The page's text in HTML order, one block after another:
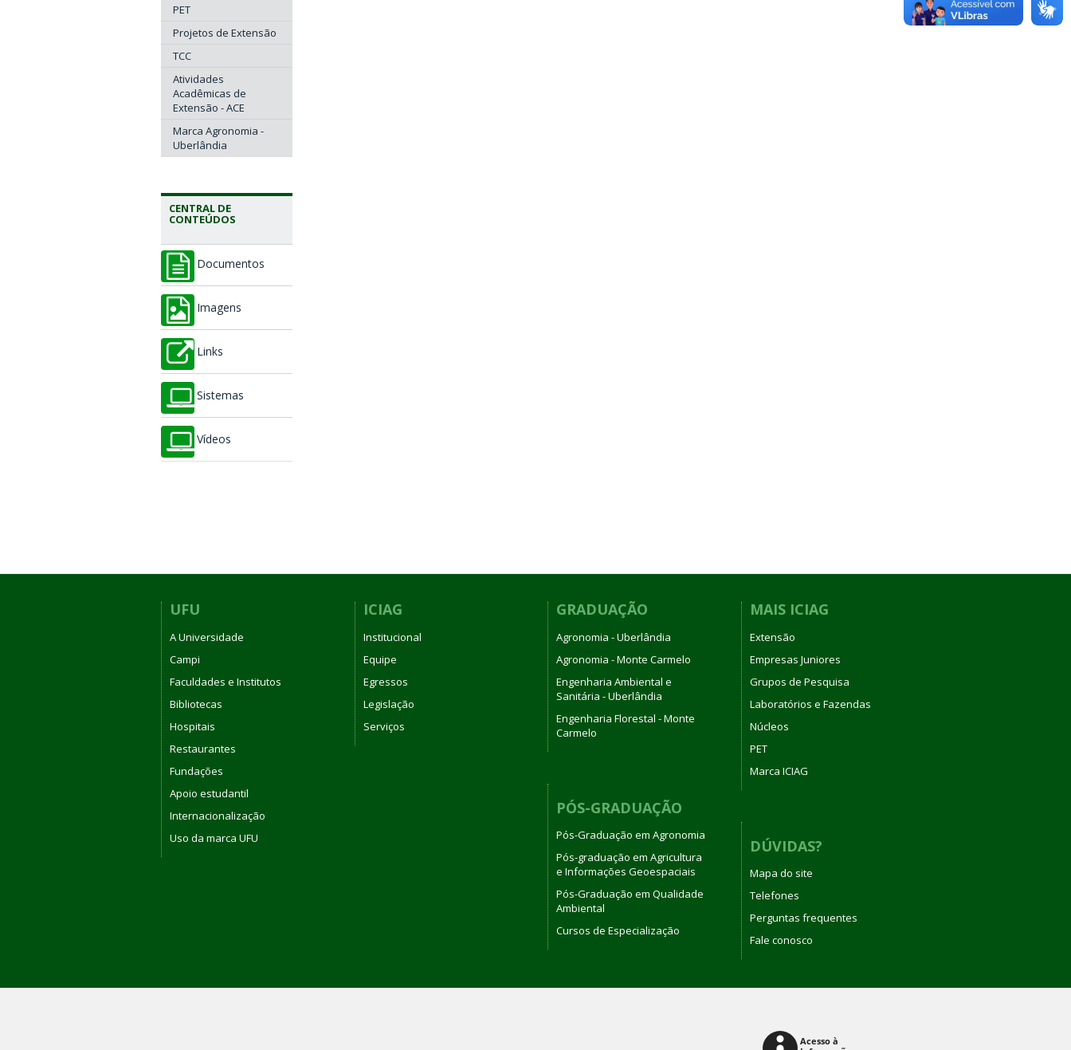
PET
Projetos de Extensão
TCC
Atividades
Acadêmicas de
Extensão - ACE
Marca Agronomia -
Uberlândia
CENTRAL DE
CONTEÚDOS
Documentos
Imagens
Links
Sistemas
Vídeos
UFU
A Universidade
Campi
Faculdades e Institutos
Bibliotecas
Hospitais
Restaurantes
Fundações
Apoio estudantil
Internacionalização
Uso da marca UFU
ICIAG
Institucional
Equipe
Egressos
Legislação
Serviços
GRADUAÇÃO
Agronomia - Uberlândia
Agronomia - Monte Carmelo
Engenharia Ambiental e
Sanitária - Uberlândia
Engenharia Florestal - Monte
Carmelo
PÓS-GRADUAÇÃO
Pós-Graduação em Agronomia
Pós-graduação em Agricultura
e Informações Geoespaciais
Pós-Graduação em Qualidade
Ambiental
Cursos de Especialização
MAIS ICIAG
Extensão
Empresas Juniores
Grupos de Pesquisa
Laboratórios e Fazendas
Núcleos
PET
Marca ICIAG
DÚVIDAS?
Mapa do site
Telefones
Perguntas frequentes
Fale conosco